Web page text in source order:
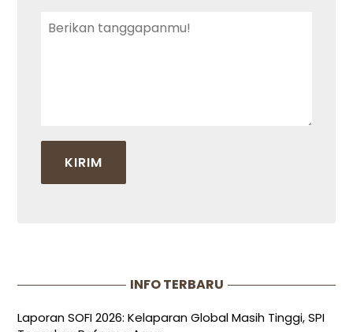
INFO TERBARU
Laporan SOFI 2026: Kelaparan Global Masih Tinggi, SPI